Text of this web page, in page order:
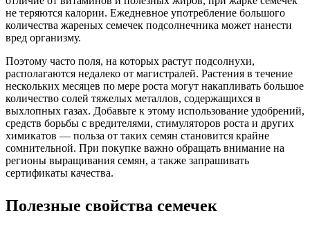
не теряются калории. Ежедневное употребление большого
количества жареных семечек подсолнечника может нанести
вред организму.
Поэтому часто поля, на которых растут подсолнухи,
располагаются недалеко от магистралей. Растения в течение
нескольких месяцев по мере роста могут накапливать большое
количество солей тяжелых металлов, содержащихся в
выхлопных газах. Добавьте к этому использование удобрений,
средств борьбы с вредителями, стимуляторов роста и других
химикатов — польза от таких семян становится крайне
сомнительной. При покупке важно обращать внимание на
регионы выращивания семян, а также запрашивать
сертификаты качества.
Полезные свойства семечек